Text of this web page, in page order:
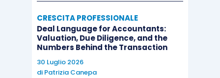
CRESCITA PROFESSIONALE
Deal Language for Accountants:
Valuation, Due Diligence, and the
Numbers Behind the Transaction
30 Luglio 2026
di Patrizia Canepa